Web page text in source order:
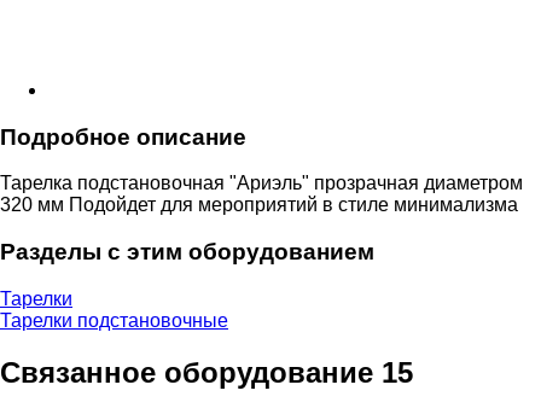
Подробное описание
Тарелка подстановочная "Ариэль" прозрачная диаметром
320 мм Подойдет для мероприятий в стиле минимализма
Разделы с этим оборудованием
Тарелки
Тарелки подстановочные
Связанное оборудование 15